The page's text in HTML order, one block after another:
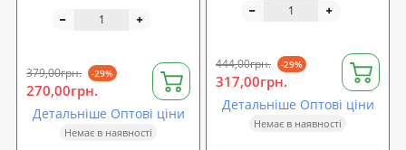
етиленвінілацетат)
379,00грн. -29%
270,00грн.
Детальніше Оптові ціни
Немає в наявності
етиленвінілацетат)
444,00грн. -29%
317,00грн.
Детальніше Оптові ціни
Немає в наявності